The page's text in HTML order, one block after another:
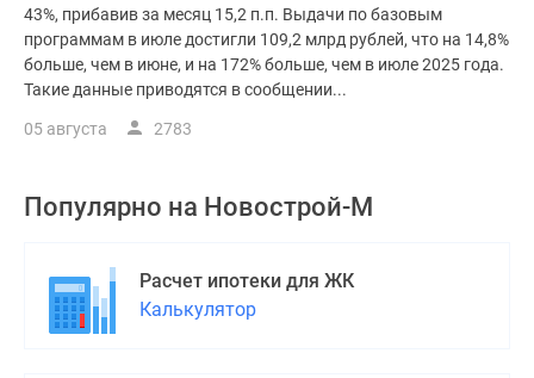
43%, прибавив за месяц 15,2 п.п. Выдачи по базовым
программам в июле достигли 109,2 млрд рублей, что на 14,8%
больше, чем в июне, и на 172% больше, чем в июле 2025 года.
Такие данные приводятся в сообщении...
05 августа 2783
Популярно на Новострой-М
Расчет ипотеки для ЖК
Калькулятор